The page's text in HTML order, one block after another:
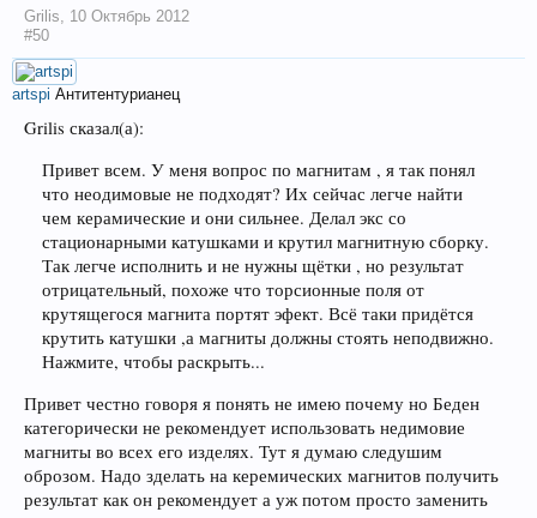
Grilis, 10 Октябрь 2012
#50
artspi Антитентурианец
Grilis сказал(а):
Привет всем. У меня вопрос по магнитам , я так понял
что неодимовые не подходят? Их сейчас легче найти
чем керамические и они сильнее. Делал экс со
стационарными катушками и крутил магнитную сборку.
Так легче исполнить и не нужны щётки , но результат
отрицательный, похоже что торсионные поля от
крутящегося магнита портят эфект. Всё таки придётся
крутить катушки ,а магниты должны стоять неподвижно.
Нажмите, чтобы раскрыть...
Привет честно говоря я понять не имею почему но Беден
категорически не рекомендует использовать недимовие
магниты во всех его изделях. Тут я думаю следушим
оброзом. Надо зделать на керемических магнитов получить
результат как он рекомендует а уж потом просто заменить